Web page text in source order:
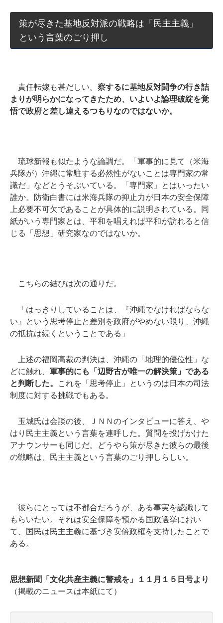
策が尽きた基地反対派の戦略は「民主主義」
という言葉のごり押し
責任転嫁も甚だしい。 察するに基地反対闘争の行き詰
まりが明らかになってきたため、いよいよ論理破綻を覚
悟で政府と差し違えるつもりなのではないか。
琉球新報も似たような論調だ。「軍事的に見て（米海
兵隊が）沖縄に常駐する必然性がないことは専門家の常
識だ」などとうそぶいている。
「専門家」とはいったい
誰か。防衛白書には米海兵隊の抑止力が日本の安全保障
上必要不可欠であることが具体的に説明されている。同
紙がいう専門家とは、平和を唱えれば平和が訪れると信
じる「思想」研究家なのではないか。
こちらの結びは次の通りだ。
「はっきりしていることは、『沖縄でなければならな
い』という思考停止と差別を政府がやめない限り、沖縄
の抵抗は続くということである」
上述の福岡高裁の判決は、沖縄の「地理的優位性」な
どに触れ、 軍事的にも「辺野古が唯一の解決策」である
と判断した。
これを「思考停止」というのは日本の司法
制度に対する挑戦でもある。
玉城氏は会談の後、ＪＮＮのインタビューに答え、や
はり民主主義という言葉を連呼した。質問を投げかけた
アナウンサーも同じだ。どうやら策が尽きた彼らの最後
の戦略は、民主主義という言葉のごり押しらしい。
彼らにとっては不都合だろうが、ある事実を認識して
もらいたい。それは安全保障を預かる国政選挙におい
て、国民は民主主義に基づき安倍政権を支持したことで
ある。
思想新聞「文化共産主義に警戒を」１１月１５日号より
（掲載のニュースは本紙にて）